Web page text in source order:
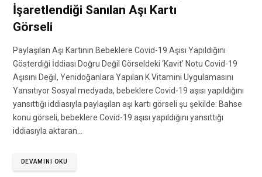
İşaretlendiği Sanılan Aşı Kartı
Görseli
Paylaşılan Aşı Kartının Bebeklere Covid-19 Aşısı Yapıldığını
Gösterdiği İddiası Doğru Değil Görseldeki ‘Kavit’ Notu Covid-19
Aşısını Değil, Yenidoğanlara Yapılan K Vitamini Uygulamasını
Yansıtıyor Sosyal medyada, bebeklere Covid-19 aşısı yapıldığını
yansıttığı iddiasıyla paylaşılan aşı kartı görseli şu şekilde: Bahse
konu görseli, bebeklere Covid-19 aşısı yapıldığını yansıttığı
iddiasıyla aktaran…
DEVAMINI OKU